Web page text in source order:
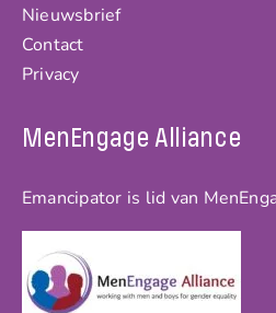
Nieuwsbrief
Contact
Privacy
MenEngage Alliance
Emancipator is lid van